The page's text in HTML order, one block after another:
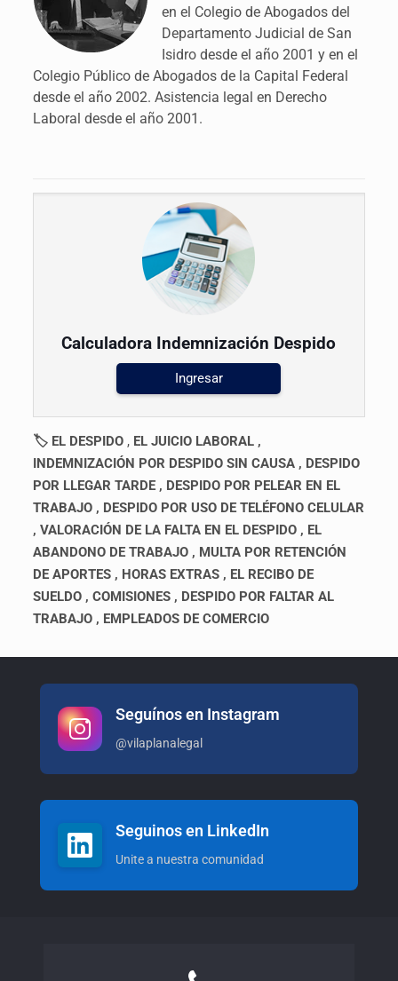
en el Colegio de Abogados del
Departamento Judicial de San
Isidro desde el año 2001 y en el
Colegio Público de Abogados de la Capital Federal
desde el año 2002. Asistencia legal en Derecho
Laboral desde el año 2001.
Calculadora Indemnización Despido
Ingresar
🏷 EL DESPIDO, EL JUICIO LABORAL ,
INDEMNIZACIÓN POR DESPIDO SIN CAUSA , DESPIDO
POR LLEGAR TARDE , DESPIDO POR PELEAR EN EL
TRABAJO , DESPIDO POR USO DE TELÉFONO CELULAR
, VALORACIÓN DE LA FALTA EN EL DESPIDO , EL
ABANDONO DE TRABAJO , MULTA POR RETENCIÓN
DE APORTES , HORAS EXTRAS , EL RECIBO DE
SUELDO , COMISIONES , DESPIDO POR FALTAR AL
TRABAJO , EMPLEADOS DE COMERCIO
Seguínos en Instagram
@vilaplanalegal
Seguinos en LinkedIn
Unite a nuestra comunidad